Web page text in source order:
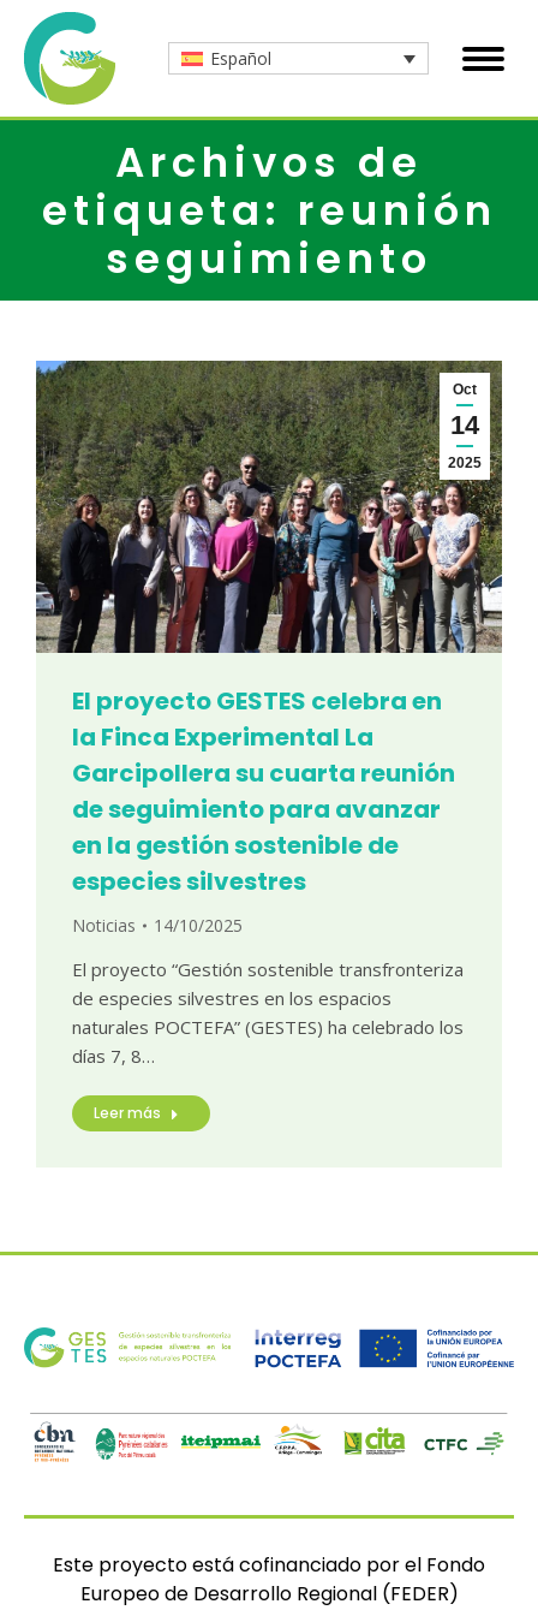
Español
Archivos de
etiqueta: reunión
seguimiento
Oct
14
2025
El proyecto GESTES celebra en
la Finca Experimental La
Garcipollera su cuarta reunión
de seguimiento para avanzar
en la gestión sostenible de
especies silvestres
Noticias 14/10/2025
El proyecto “Gestión sostenible transfronteriza
de especies silvestres en los espacios
naturales POCTEFA” (GESTES) ha celebrado los
días 7, 8…
Leer más
Este proyecto está cofinanciado por el Fondo
Europeo de Desarrollo Regional (FEDER)